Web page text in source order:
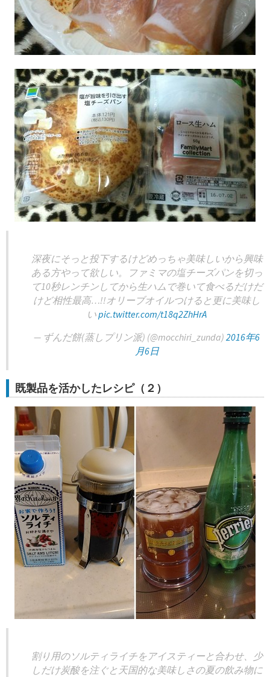
深夜にそっと投下するけどめっちゃ美味しいから興味
ある方やって欲しい。ファミマの塩チーズパンを切っ
て10秒レンチンしてから生ハムで巻いて食べるだけだ
けど相性最高…!!オリーブオイルつけると更に美味し
いpic.twitter.com/t18q2ZhHrA
— ずんだ餅(蒸しプリン派) (@mocchiri_zunda) 2016年6
月6日
既製品を活かしたレシピ（２）
割り用のソルティライチをアイスティーと合わせ、少
しだけ炭酸を注ぐと天国的な美味しさの夏の飲み物に